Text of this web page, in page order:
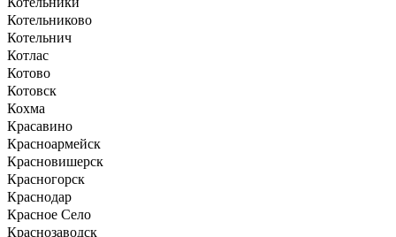
Котельниково
Котельнич
Котлас
Котово
Котовск
Кохма
Красавино
Красноармейск
Красновишерск
Красногорск
Краснодар
Красное Село
Краснозаводск